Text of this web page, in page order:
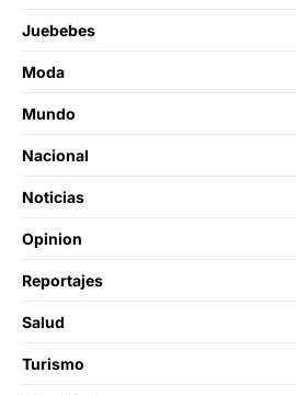
Juebebes
Moda
Mundo
Nacional
Noticias
Opinion
Reportajes
Salud
Turismo